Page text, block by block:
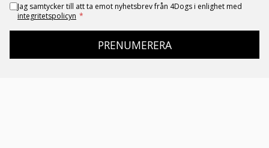
Jag samtycker till att ta emot nyhetsbrev från 4Dogs i enlighet med
integritetspolicyn *
PRENUMERERA